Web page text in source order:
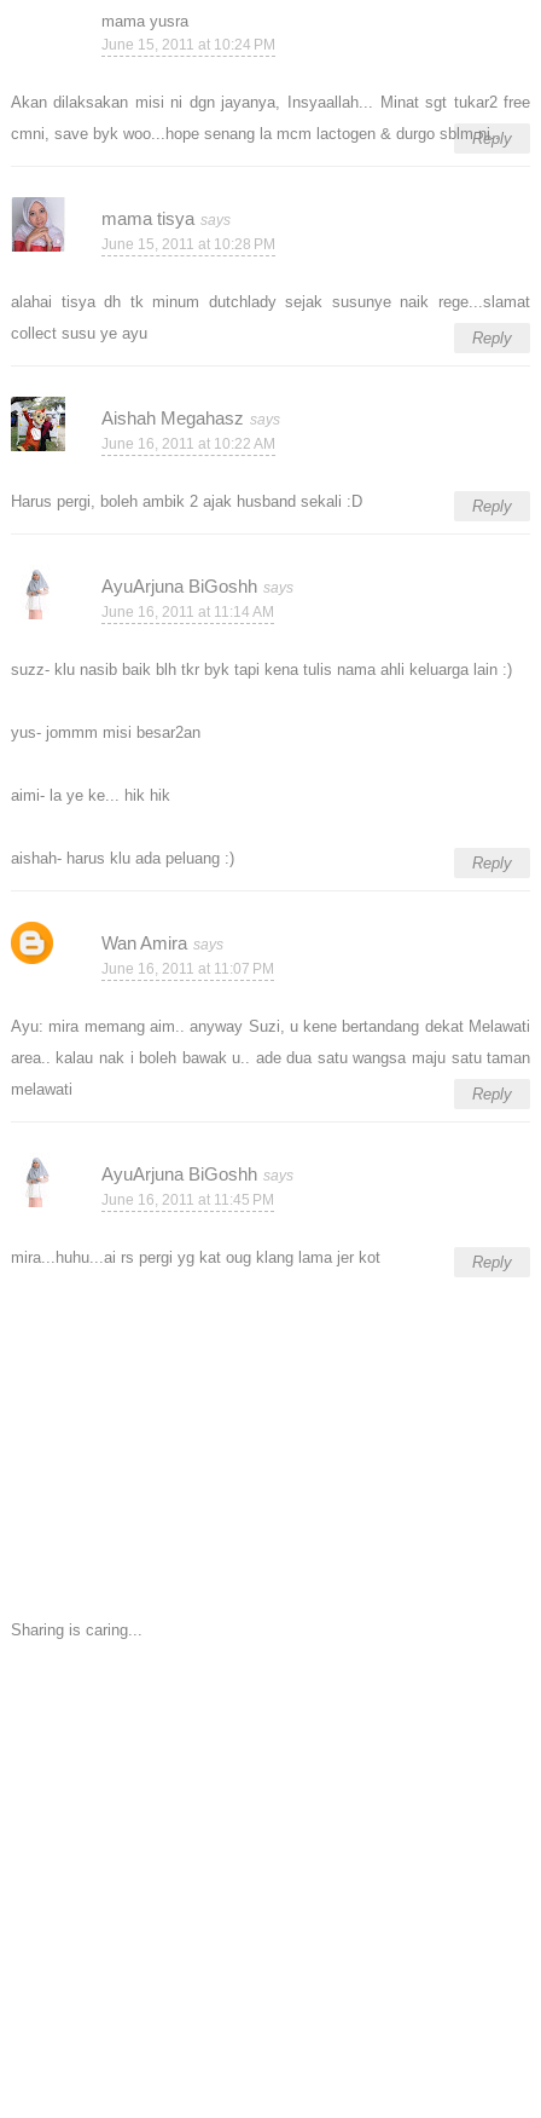
mama yusra
June 15, 2011 at 10:24 PM
Akan dilaksakan misi ni dgn jayanya, Insyaallah... Minat sgt tukar2 free
cmni, save byk woo...hope senang la mcm lactogen & durgo sblm ni..
Reply
mama tisya
June 15, 2011 at 10:28 PM
alahai tisya dh tk minum dutchlady sejak susunye naik rege...slamat
collect susu ye ayu
Reply
Aishah Megahasz
June 16, 2011 at 10:22 AM
Harus pergi, boleh ambik 2 ajak husband sekali :D Reply
AyuArjuna BiGoshh
June 16, 2011 at 11:14 AM
suzz- klu nasib baik blh tkr byk tapi kena tulis nama ahli keluarga lain :)
yus- jommm misi besar2an
aimi- la ye ke... hik hik
aishah- harus klu ada peluang :) Reply
Wan Amira
June 16, 2011 at 11:07 PM
Ayu: mira memang aim.. anyway Suzi, u kene bertandang dekat Melawati
area.. kalau nak i boleh bawak u.. ade dua satu wangsa maju satu taman
melawati
Reply
AyuArjuna BiGoshh
June 16, 2011 at 11:45 PM
mira...huhu...ai rs pergi yg kat oug klang lama jer kot Reply
Sharing is caring...